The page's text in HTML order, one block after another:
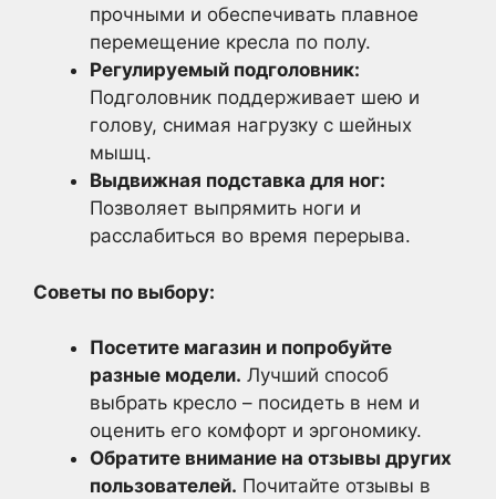
прочными и обеспечивать плавное
перемещение кресла по полу.
Регулируемый подголовник:
Подголовник поддерживает шею и
голову, снимая нагрузку с шейных
мышц.
Выдвижная подставка для ног:
Позволяет выпрямить ноги и
расслабиться во время перерыва.
Советы по выбору:
Посетите магазин и попробуйте
разные модели. Лучший способ
выбрать кресло – посидеть в нем и
оценить его комфорт и эргономику.
Обратите внимание на отзывы других
пользователей. Почитайте отзывы в